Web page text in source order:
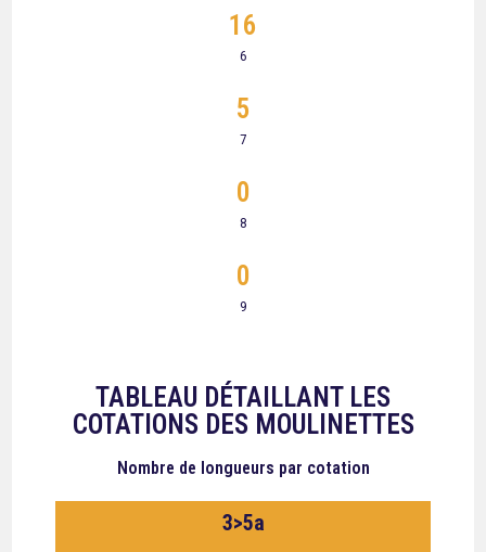
6
16
7
5
8
0
9
0
TABLEAU DÉTAILLANT LES
COTATIONS DES MOULINETTES
Nombre de longueurs par cotation
3>5a